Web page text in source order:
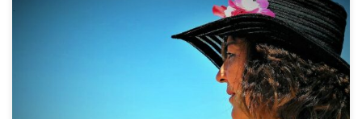
Mis comienzos con la fotografía fue hace unos cuantos años,
estando trabajando en un atelier de pintura en seda a mano
alzada realizando varios trabajos entre ellos: para el ballet […]